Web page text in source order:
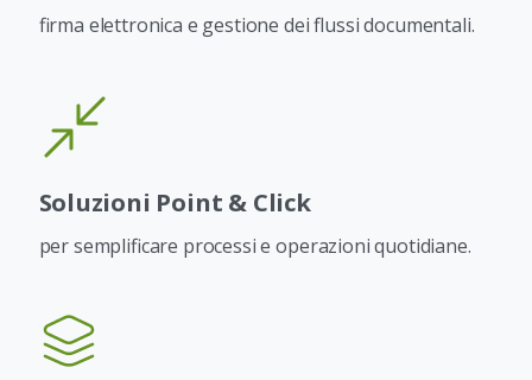
firma elettronica e gestione dei flussi documentali.
Soluzioni Point & Click
per semplificare processi e operazioni quotidiane.